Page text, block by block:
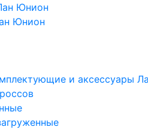
Юнион
Юнион
и аксессуары